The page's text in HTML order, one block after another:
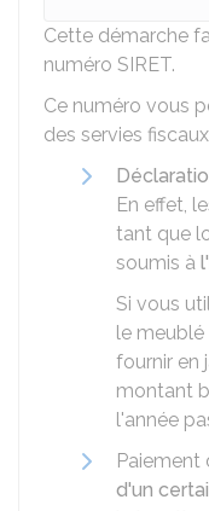
Cette démarche
numéro SIRET.
Ce numéro vous
des servies
En effet,
tant que
soumis à
Si vous
le
fournir en
montant
l'année
Paiement
d'un